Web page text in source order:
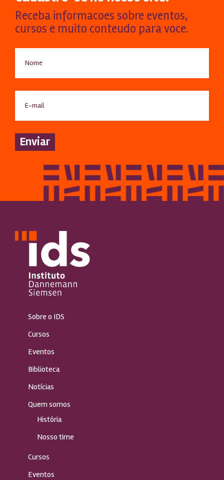
Receba informacoes sobre eventos,
cursos e muito conteudo para voce.
Sobre o IDS
Cursos
Eventos
Biblioteca
Notícias
Quem somos
História
Nosso time
Cursos
Eventos